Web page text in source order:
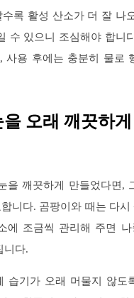
록 활성 산소가 더 잘 나
수 있으니 조심해야 합니
사용 후에는 충분히 물로
오래 깨끗하
을 깨끗하게 만들었다면,
니다. 곰팡이와 때는 다시
에 조금씩 관리해 주면 나
니다.
습기가 오래 머물지 않도